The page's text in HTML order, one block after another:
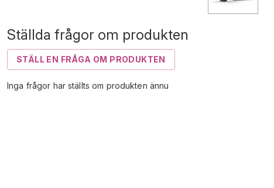
Ställda frågor om produkten
STÄLL EN FRÅGA OM PRODUKTEN
Inga frågor har ställts om produkten ännu